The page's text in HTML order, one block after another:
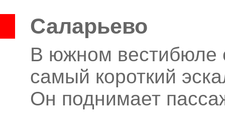
Саларьево
В южном вестибюле
самый короткий
Он поднимает